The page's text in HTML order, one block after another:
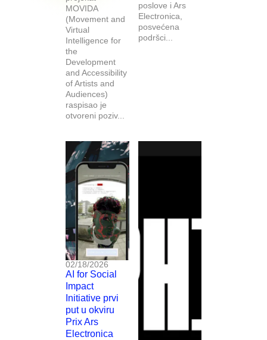
MOVIDA
(Movement and
Virtual
Intelligence for
the
Development
and Accessibility
of Artists and
Audiences)
raspisao je
otvoreni poziv...
poslove i Ars
Electronica,
posvećena
podršci...
02/18/2026
AI for Social
Impact
Initiative prvi
put u okviru
Prix Ars
Electronica